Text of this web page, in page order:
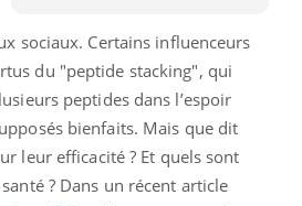
sociaux. Certains influenceurs
du "peptide stacking", qui
peptides dans l’espoir
bienfaits. Mais que dit
leur efficacité ? Et quels sont
? Dans un récent article